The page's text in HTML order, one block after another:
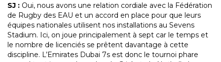
SJ : Oui, nous avons une relation cordiale avec la Fédération
de Rugby des EAU et un accord en place pour que leurs
équipes nationales utilisent nos installations au Sevens
Stadium. Ici, on joue principalement à sept car le temps et
le nombre de licenciés se prêtent davantage à cette
discipline. L’Emirates Dubai 7s est donc le tournoi phare